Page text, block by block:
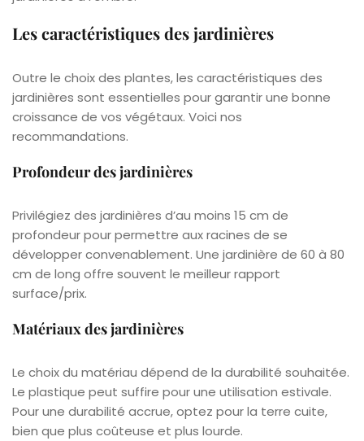
Les caractéristiques des jardinières
Outre le choix des plantes, les caractéristiques des
jardinières sont essentielles pour garantir une bonne
croissance de vos végétaux. Voici nos
recommandations.
Profondeur des jardinières
Privilégiez des jardinières d’au moins 15 cm de
profondeur pour permettre aux racines de se
développer convenablement. Une jardinière de 60 à 80
cm de long offre souvent le meilleur rapport
surface/prix.
Matériaux des jardinières
Le choix du matériau dépend de la durabilité souhaitée.
Le plastique peut suffire pour une utilisation estivale.
Pour une durabilité accrue, optez pour la terre cuite,
bien que plus coûteuse et plus lourde.